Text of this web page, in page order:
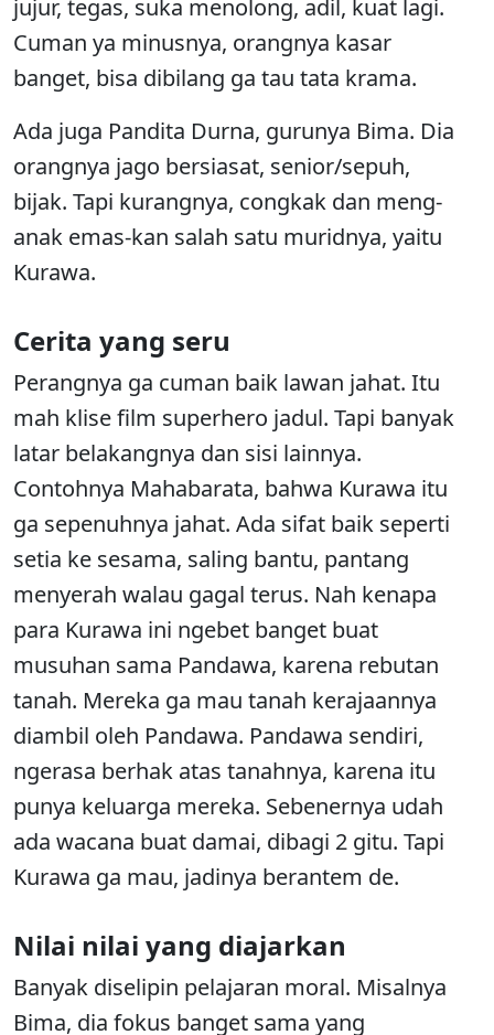
jujur, tegas, suka menolong, adil, kuat lagi.
Cuman ya minusnya, orangnya kasar
banget, bisa dibilang ga tau tata krama.
Ada juga Pandita Durna, gurunya Bima. Dia
orangnya jago bersiasat, senior/sepuh,
bijak. Tapi kurangnya, congkak dan meng-
anak emas-kan salah satu muridnya, yaitu
Kurawa.
Cerita yang seru
Perangnya ga cuman baik lawan jahat. Itu
mah klise film superhero jadul. Tapi banyak
latar belakangnya dan sisi lainnya.
Contohnya Mahabarata, bahwa Kurawa itu
ga sepenuhnya jahat. Ada sifat baik seperti
setia ke sesama, saling bantu, pantang
menyerah walau gagal terus. Nah kenapa
para Kurawa ini ngebet banget buat
musuhan sama Pandawa, karena rebutan
tanah. Mereka ga mau tanah kerajaannya
diambil oleh Pandawa. Pandawa sendiri,
ngerasa berhak atas tanahnya, karena itu
punya keluarga mereka. Sebenernya udah
ada wacana buat damai, dibagi 2 gitu. Tapi
Kurawa ga mau, jadinya berantem de.
Nilai nilai yang diajarkan
Banyak diselipin pelajaran moral. Misalnya
Bima, dia fokus banget sama yang